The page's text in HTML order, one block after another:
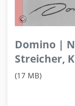
Domino |
Streicher,
(17 MB)